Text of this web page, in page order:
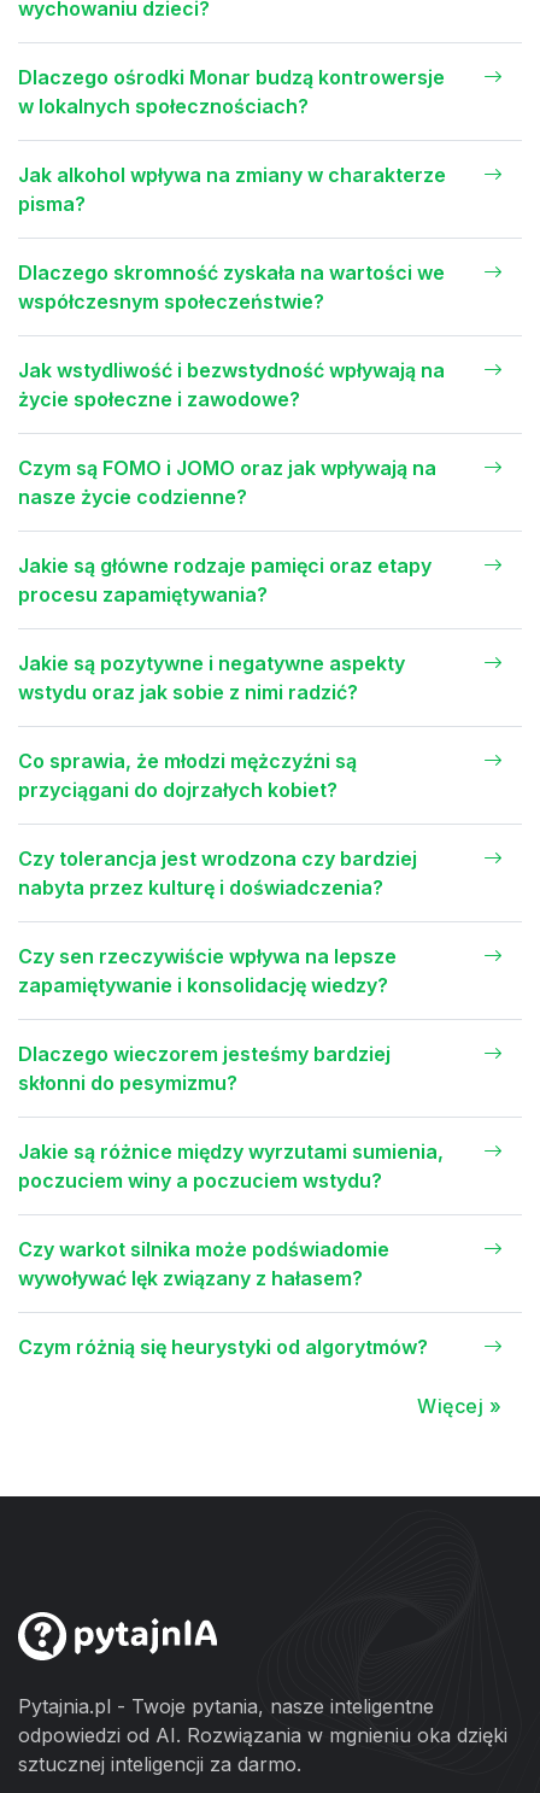
wychowaniu dzieci?
Dlaczego ośrodki Monar budzą kontrowersje
w lokalnych społecznościach?
Jak alkohol wpływa na zmiany w charakterze
pisma?
Dlaczego skromność zyskała na wartości we
współczesnym społeczeństwie?
Jak wstydliwość i bezwstydność wpływają na
życie społeczne i zawodowe?
Czym są FOMO i JOMO oraz jak wpływają na
nasze życie codzienne?
Jakie są główne rodzaje pamięci oraz etapy
procesu zapamiętywania?
Jakie są pozytywne i negatywne aspekty
wstydu oraz jak sobie z nimi radzić?
Co sprawia, że młodzi mężczyźni są
przyciągani do dojrzałych kobiet?
Czy tolerancja jest wrodzona czy bardziej
nabyta przez kulturę i doświadczenia?
Czy sen rzeczywiście wpływa na lepsze
zapamiętywanie i konsolidację wiedzy?
Dlaczego wieczorem jesteśmy bardziej
skłonni do pesymizmu?
Jakie są różnice między wyrzutami sumienia,
poczuciem winy a poczuciem wstydu?
Czy warkot silnika może podświadomie
wywoływać lęk związany z hałasem?
Czym różnią się heurystyki od algorytmów?
Więcej »
Pytajnia.pl - Twoje pytania, nasze inteligentne
odpowiedzi od AI. Rozwiązania w mgnieniu oka dzięki
sztucznej inteligencji za darmo.